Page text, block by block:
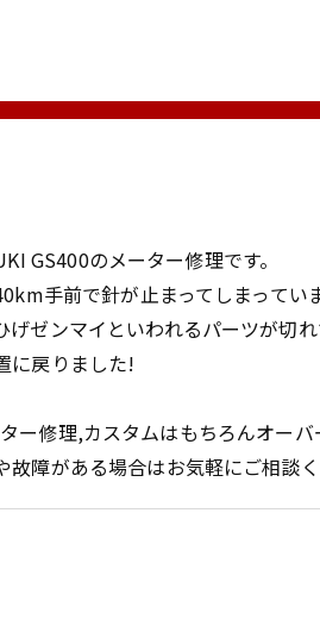
GS400のメーター修理です。
手前で針が止まってしまってい
ゼンマイといわれるパーツが切
に戻りました!
ー修理,カスタムはもちろんオー
故障がある場合はお気軽にご相談